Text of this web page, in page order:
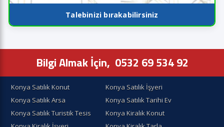
Talebinizi bırakabilirsiniz
Bilgi Almak İçin, 0532 69 534 92
Konya Satılık Konut
Konya Satılık İşyeri
Konya Satılık Arsa
Konya Satılık Tarihi Ev
Konya Satılık Turistik Tesis
Konya Kiralık Konut